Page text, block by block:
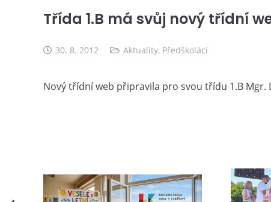
Třída 1.B má svůj nový třídní
30. 8. 2012 Aktuality, Předškoláci
Nový třídní web připravila pro svou třídu 1.B